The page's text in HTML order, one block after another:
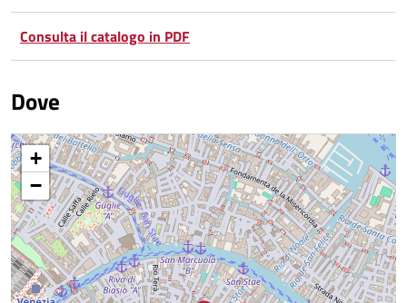
Consulta il catalogo in PDF
Dove
+
−